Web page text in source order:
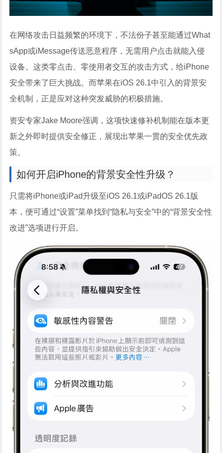
在网络攻击日益频繁的环境下，不法份子甚至能通过What
sApp或iMessage传送恶意程序，无需用户点击就能入侵
设备。这类零点击、零使用者交互的攻击方式，给iPhone
安全带来了巨大挑战。而苹果在iOS 26.1中引入的背景安
全机制，正是应对这种突发威胁的积极措施。
资安专家Jake Moore强调，这项快速修补机制能在版本更
新之外即时提供安全修正，展现出苹果一贯的安全优先政
策。
如何开启iPhone的背景安全性升级？
只需将iPhone或iPad升级至iOS 26.1或iPadOS 26.1版
本，便可通过“设置”菜单找到“隐私与安全”中的“背景安全性
改进”选项进行开启。